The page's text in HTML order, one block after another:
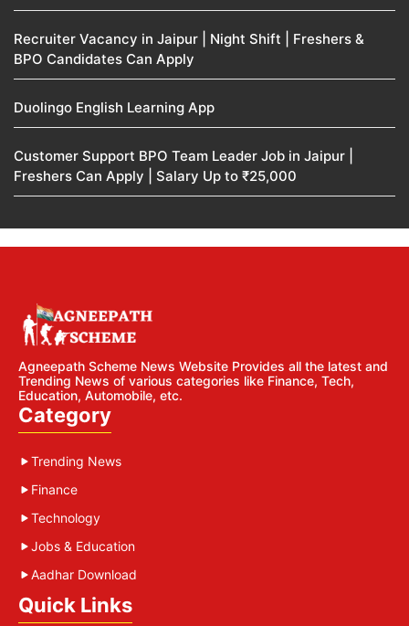
Recruiter Vacancy in Jaipur | Night Shift | Freshers &
BPO Candidates Can Apply
Duolingo English Learning App
Customer Support BPO Team Leader Job in Jaipur |
Freshers Can Apply | Salary Up to ₹25,000
Agneepath Scheme News Website Provides all the latest and
Trending News of various categories like Finance, Tech,
Education, Automobile, etc.
Category
Trending News
Finance
Technology
Jobs & Education
Aadhar Download
Quick Links